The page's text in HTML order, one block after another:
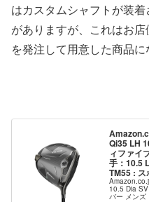
はカスタムシャフトが装
がありますが、これはお
を発注して用意した商品に
Qi35 LH
ィファイ
手：10.5
TM55 : ス
10.5 Dia
バー メンズ